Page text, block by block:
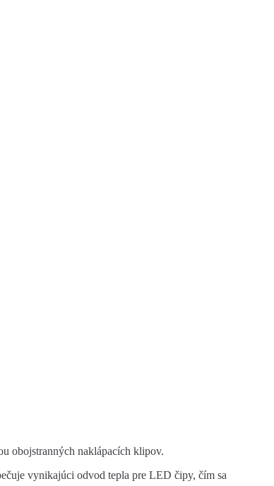
obojstranných naklápacích klipov.
vynikajúci odvod tepla pre LED čipy, čím sa